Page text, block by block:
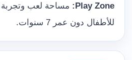
Play Zone:
مساحة لعب
للأطفال دون عمر 7 سنوات.